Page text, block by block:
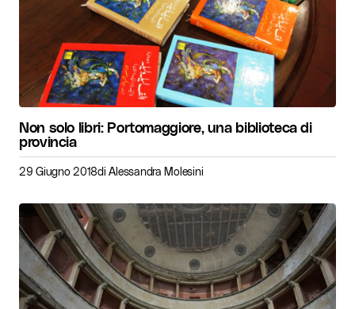
Non solo libri: Portomaggiore, una biblioteca di
provincia
29 Giugno 2018di Alessandra Molesini